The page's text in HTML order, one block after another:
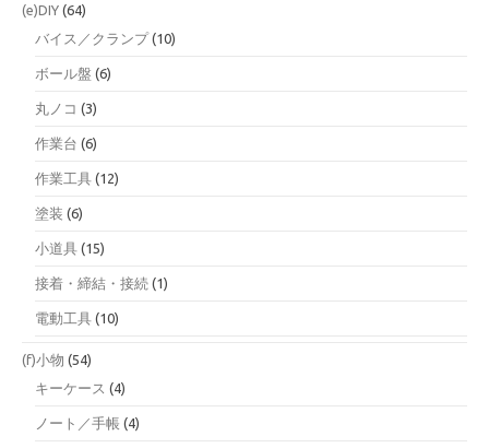
(e)DIY (64)
バイス／クランプ(10)
ボール盤 (6)
丸ノコ (3)
作業台 (6)
作業工具 (12)
塗装 (6)
小道具 (15)
接着・締結・接続 (1)
電動工具 (10)
(f)小物 (54)
キーケース (4)
ノート／手帳 (4)